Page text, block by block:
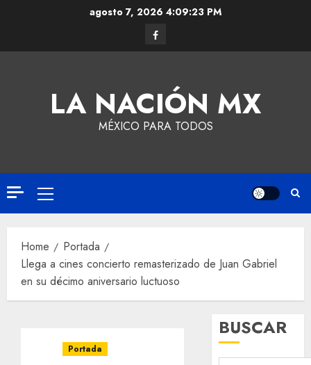
agosto 7, 2026 4:09:24 PM
LA NACIÓN MX
MÉXICO PARA TODOS
Home
Portada
Llega a cines concierto remasterizado de Juan Gabriel
en su décimo aniversario luctuoso
Portada
BUSCAR